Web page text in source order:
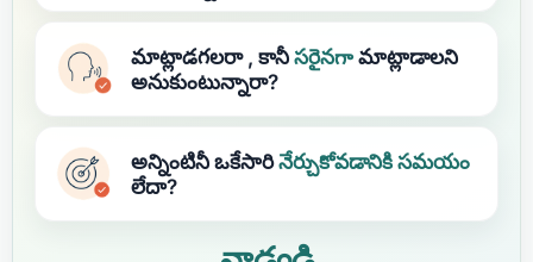
మాట్లాడగలరా, కానీసరైనగామాట్లాడాలని
అనుకుంటున్నారా?
అన్నింటినీ ఒకేసారినేర్చుకోవడానికిసమయం
లేదా?